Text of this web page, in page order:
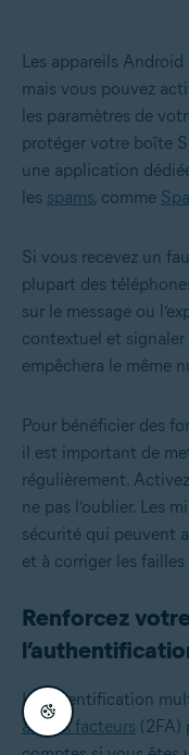
Les appareils
mais vous pouvez
les paramètres de
protéger votre boîte
une application
les spams, comme
Si vous recevez un
plupart des
sur le message ou
contextuel et signaler
empêchera le même
Pour bénéficier des
il est important de
régulièrement.
ne pas l’oublier. Les
sécurité qui peuvent
et à corriger les
Renforcez
L’authentification
à deux facteurs (2FA)